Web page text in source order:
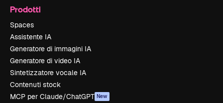
Prodotti
Spaces
Assistente IA
Generatore di immagini IA
Generatore di video IA
Sintetizzatore vocale IA
Contenuti stock
MCP per Claude/ChatGPT New